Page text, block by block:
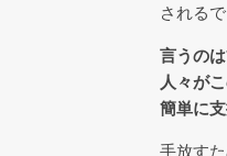
される
言うの
人々が
簡単に
手放す